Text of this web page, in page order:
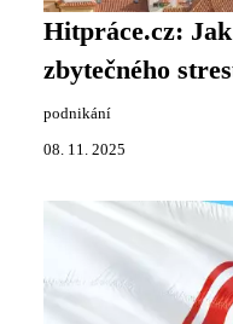
Hitpráce.cz:
zbytečného
podnikání
08. 11. 2025